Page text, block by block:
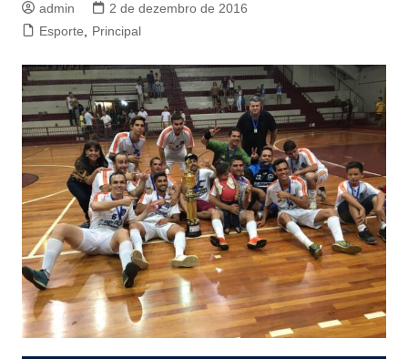
admin
2 de dezembro de 2016
Esporte
Principal